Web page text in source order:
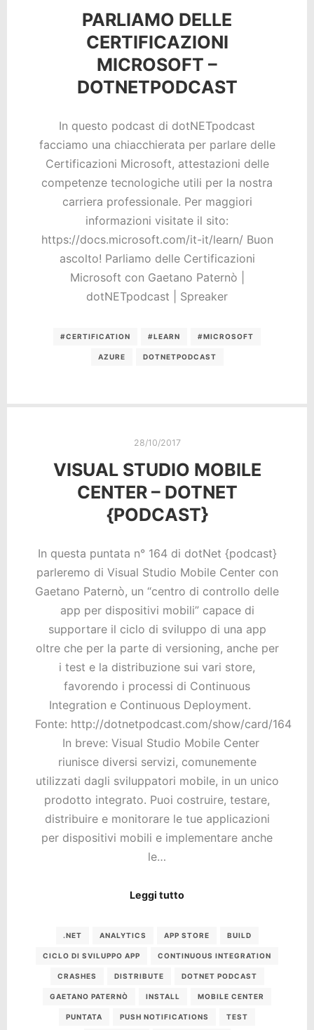
PARLIAMO DELLE
CERTIFICAZIONI
MICROSOFT –
DOTNETPODCAST
In questo podcast di dotNETpodcast
facciamo una chiacchierata per parlare delle
Certificazioni Microsoft, attestazioni delle
competenze tecnologiche utili per la nostra
carriera professionale. Per maggiori
informazioni visitate il sito:
https://docs.microsoft.com/it-it/learn/ Buon
ascolto! Parliamo delle Certificazioni
Microsoft con Gaetano Paternò |
dotNETpodcast | Spreaker
#CERTIFICATION #LEARN #MICROSOFT
AZURE DOTNETPODCAST
28/10/2017
VISUAL STUDIO MOBILE
CENTER – DOTNET
{PODCAST}
In questa puntata n° 164 di dotNet {podcast}
parleremo di Visual Studio Mobile Center con
Gaetano Paternò, un “centro di controllo delle
app per dispositivi mobili” capace di
supportare il ciclo di sviluppo di una app
oltre che per la parte di versioning, anche per
i test e la distribuzione sui vari store,
favorendo i processi di Continuous
Integration e Continuous Deployment.
Fonte: http://dotnetpodcast.com/show/card/164
In breve: Visual Studio Mobile Center
riunisce diversi servizi, comunemente
utilizzati dagli sviluppatori mobile, in un unico
prodotto integrato. Puoi costruire, testare,
distribuire e monitorare le tue applicazioni
per dispositivi mobili e implementare anche
le…
Leggi tutto
.NET ANALYTICS APP STORE BUILD
CICLO DI SVILUPPO APP CONTINUOUS INTEGRATION
CRASHES DISTRIBUTE DOTNET PODCAST
GAETANO PATERNÒ INSTALL MOBILE CENTER
PUNTATA PUSH NOTIFICATIONS TEST